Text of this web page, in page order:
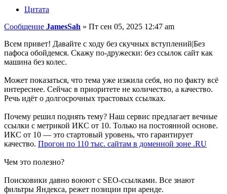
Цитата
Сообщение JamesSah » Пт сен 05, 2025 12:47 am
Всем привет! Давайте с ходу без скучных вступлений|Без
пафоса обойдемся. Скажу по-дружески: без ссылок сайт как
машина без колес.
Может показаться, что тема уже изжила себя, но по факту всё
интереснее. Сейчас в приоритете не количество, а качество.
Речь идёт о долгосрочных трастовых ссылках.
Почему решил поднять тему? Наш сервис предлагает вечные
ссылки с метрикой ИКС от 10. Только на постоянной основе.
ИКС от 10 — это стартовый уровень, что гарантирует
качество. Прогон по 110 тыс. сайтам в доменной зоне .RU
Чем это полезно?
Поисковики давно воюют с SEO-ссылками. Все знают
фильтры Яндекса, режет позиции при аренде.